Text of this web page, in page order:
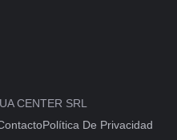
CENTER SRL
Política De Privacidad